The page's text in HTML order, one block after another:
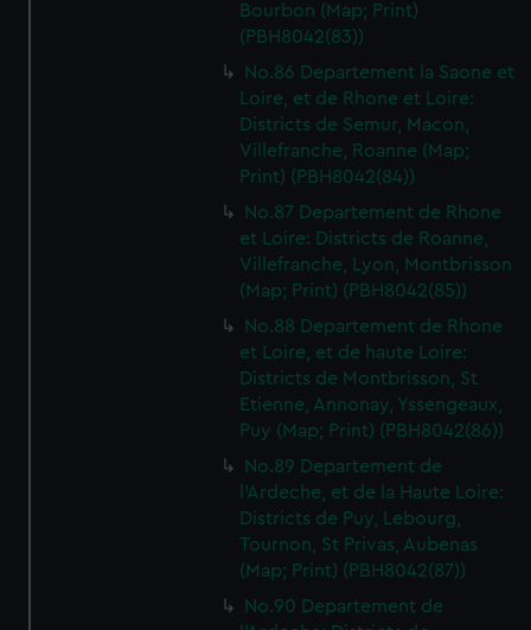
Bourbon (Map; Print)
(PBH8042(83))
No.86 Departement la Saone et
Loire, et de Rhone et Loire:
Districts de Semur, Macon,
Villefranche, Roanne (Map;
Print) (PBH8042(84))
No.87 Departement de Rhone
et Loire: Districts de Roanne,
Villefranche, Lyon, Montbrisson
(Map; Print) (PBH8042(85))
No.88 Departement de Rhone
et Loire, et de haute Loire:
Districts de Montbrisson, St
Etienne, Annonay, Yssengeaux,
Puy (Map; Print) (PBH8042(86))
No.89 Departement de
l'Ardeche, et de la Haute Loire:
Districts de Puy, Lebourg,
Tournon, St Privas, Aubenas
(Map; Print) (PBH8042(87))
No.90 Departement de